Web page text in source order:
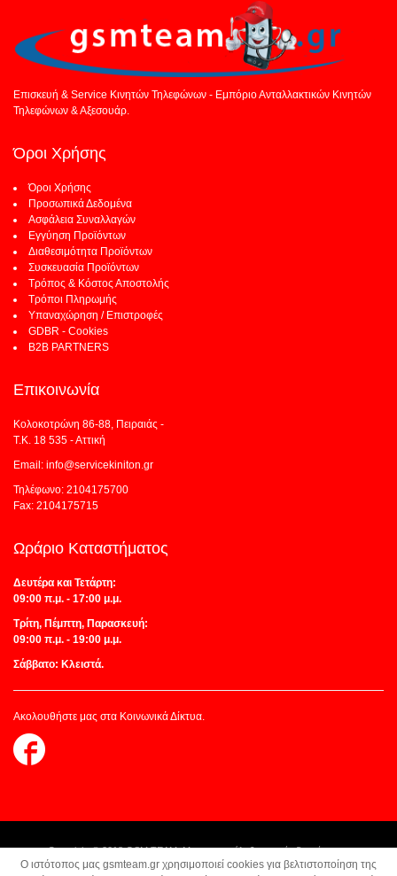
Επισκευή & Service Κινητών Τηλεφώνων - Εμπόριο Ανταλλακτικών Κινητών
Τηλεφώνων & Αξεσουάρ.
Όροι Χρήσης
Όροι Χρήσης
Προσωπικά Δεδομένα
Ασφάλεια Συναλλαγών
Εγγύηση Προϊόντων
Διαθεσιμότητα Προϊόντων
Συσκευασία Προϊόντων
Τρόπος & Κόστος Αποστολής
Τρόποι Πληρωμής
Υπαναχώρηση / Επιστροφές
GDBR - Cookies
B2B PARTNERS
Επικοινωνία
Κολοκοτρώνη 86-88, Πειραιάς -
Τ.Κ. 18 535 - Αττική
Email: info@servicekiniton.gr
Τηλέφωνο: 2104175700
Fax: 2104175715
Ωράριο Καταστήματος
Δευτέρα και Τετάρτη:
09:00 π.μ. - 17:00 μ.μ.
Τρίτη, Πέμπτη, Παρασκευή:
09:00 π.μ. - 19:00 μ.μ.
Σάββατο: Κλειστά.
Ακολουθήστε μας στα Κοινωνικά Δίκτυα.
us
Copyright © 2018 GSM TEAM. Με την επιφύλαξη παντός δικαιώματος.
Κατασκευή Ιστοσελίδων:Z-Design.gr
O ιστότοπος μας gsmteam.gr χρησιμοποιεί cookies για βελτιστοποίηση της